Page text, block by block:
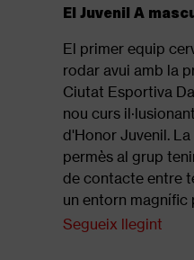
El Juvenil A
El primer equip
rodar avui amb la
Ciutat Esportiva
nou curs
d'Honor Juvenil.
permès al grup
de contacte entre
un entorn magnífic
Segueix llegint